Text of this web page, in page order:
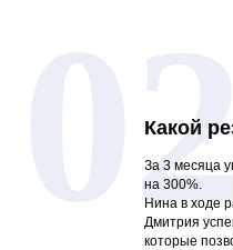
Какой
За 3 месяца
на 300%.
Нина в ходе
Дмитрия
которые